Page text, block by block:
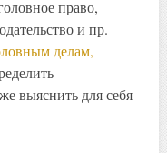
право,
и пр.
делам,
выяснить для себя